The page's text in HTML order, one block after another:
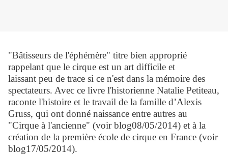
"Bâtisseurs de l'éphémère" titre bien approprié
rappelant que le cirque est un art difficile et
laissant peu de trace si ce n'est dans la mémoire des
spectateurs. Avec ce livre l'historienne Natalie Petiteau,
raconte l'histoire et le travail de la famille d’Alexis
Gruss, qui ont donné naissance entre autres au
"Cirque à l'ancienne" (voir blog08/05/2014) et à la
création de la première école de cirque en France (voir
blog17/05/2014).